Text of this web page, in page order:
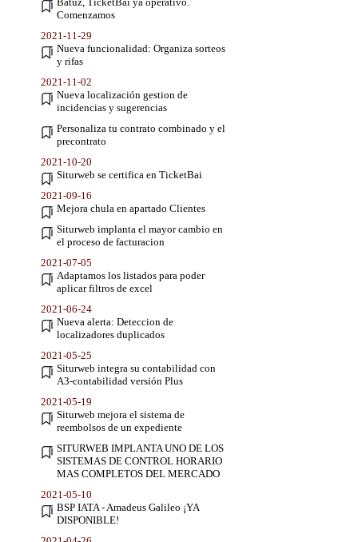
Comenzamos
2021-11-29
Nueva funcionalidad: Organiza sorteos
y rifas
2021-11-02
Nueva localización gestion de
incidencias y sugerencias
Personaliza tu contrato combinado y el
precontrato
2021-10-20
Siturweb se certifica en TicketBai
2021-09-16
Mejora chula en apartado Clientes
Siturweb implanta el mayor cambio en
el proceso de facturacion
2021-07-05
Adaptamos los listados para poder
aplicar filtros de excel
2021-06-24
Nueva alerta: Deteccion de
localizadores duplicados
2021-05-25
Siturweb integra su contabilidad con
A3-contabilidad versión Plus
2021-05-19
Siturweb mejora el sistema de
reembolsos de un expediente
SITURWEB IMPLANTA UNO DE LOS
SISTEMAS DE CONTROL HORARIO
MAS COMPLETOS DEL MERCADO
2021-05-10
BSP IATA - Amadeus Galileo ¡YA
DISPONIBLE!